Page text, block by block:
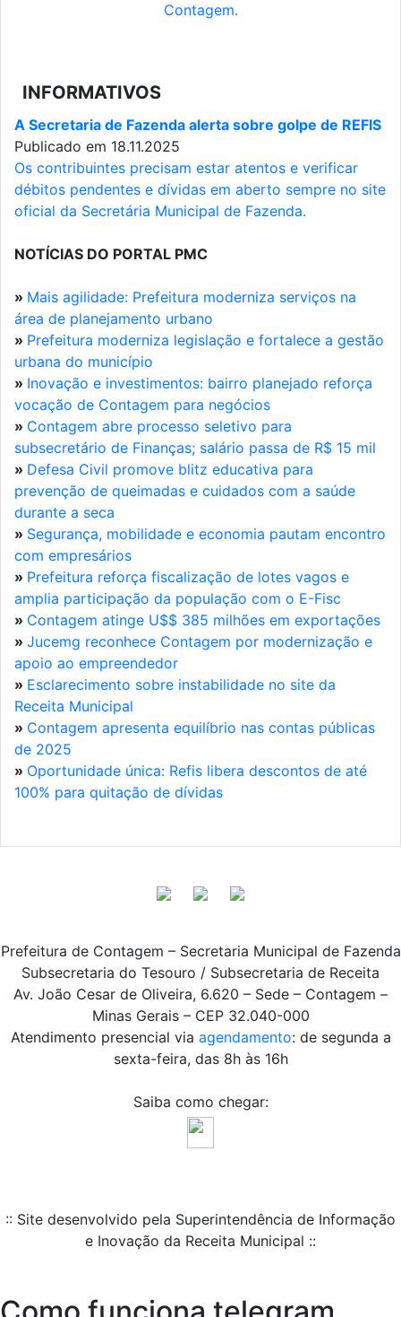
Contagem.
INFORMATIVOS
A Secretaria de Fazenda alerta sobre golpe de REFIS
Publicado em 18.11.2025
Os contribuintes precisam estar atentos e verificar
débitos pendentes e dívidas em aberto sempre no site
oficial da Secretária Municipal de Fazenda.
NOTÍCIAS DO PORTAL PMC
» Mais agilidade: Prefeitura moderniza serviços na
área de planejamento urbano
» Prefeitura moderniza legislação e fortalece a gestão
urbana do município
» Inovação e investimentos: bairro planejado reforça
vocação de Contagem para negócios
» Contagem abre processo seletivo para
subsecretário de Finanças; salário passa de R$ 15 mil
» Defesa Civil promove blitz educativa para
prevenção de queimadas e cuidados com a saúde
durante a seca
» Segurança, mobilidade e economia pautam encontro
com empresários
» Prefeitura reforça fiscalização de lotes vagos e
amplia participação da população com o E-Fisc
» Contagem atinge U$$ 385 milhões em exportações
» Jucemg reconhece Contagem por modernização e
apoio ao empreendedor
» Esclarecimento sobre instabilidade no site da
Receita Municipal
» Contagem apresenta equilíbrio nas contas públicas
de 2025
» Oportunidade única: Refis libera descontos de até
100% para quitação de dívidas
Prefeitura de Contagem – Secretaria Municipal de Fazenda
Subsecretaria do Tesouro / Subsecretaria de Receita
Av. João Cesar de Oliveira, 6.620 – Sede – Contagem –
Minas Gerais – CEP 32.040-000
Atendimento presencial via agendamento: de segunda a
sexta-feira, das 8h às 16h
Saiba como chegar:
:: Site desenvolvido pela Superintendência de Informação
e Inovação da Receita Municipal ::